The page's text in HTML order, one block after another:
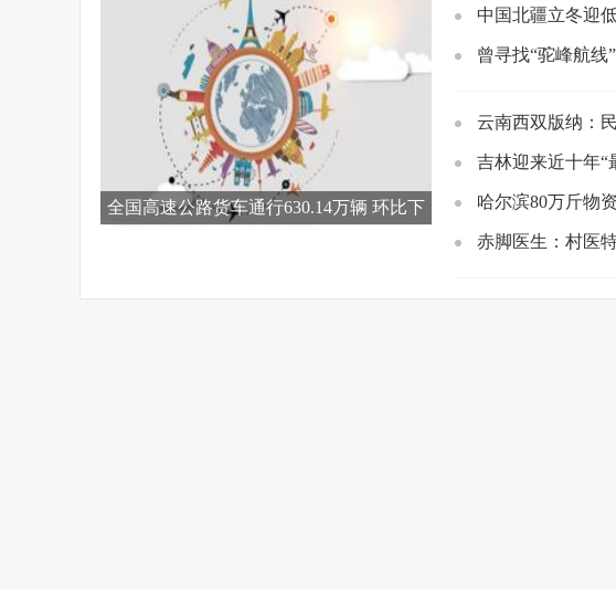
全国高速公路货车通行630.14万辆 环比下
中国北疆立冬迎
曾寻找“驼峰航线
云南西双版纳：
吉林迎来近十年“
哈尔滨80万斤物
赤脚医生：村医